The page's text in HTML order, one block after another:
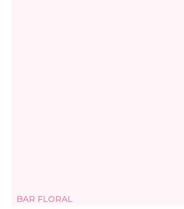
BAR FLORAL